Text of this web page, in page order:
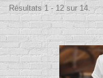
Résultats 1 - 12 sur 14.